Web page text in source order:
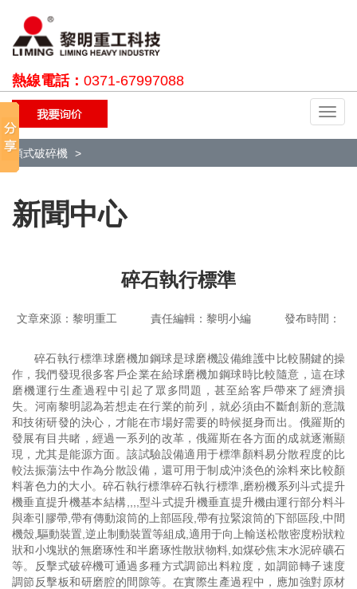
熱線電話： 0371-67997088
切
換
顎式破碎機
新聞中心
碎石執行標準
文章來源：黎明重工 責任編輯：黎明小編 發布時間：
碎石執行標準球磨機加鋼球是球磨機設備維護中比較關鍵的操
作，我們發現很多客戶企業在給球磨機加鋼球時比較隨意，這在球
磨機運行生產過程中引起了眾多問題，甚至給客戶帶來了經濟損
失。河南黎明認為若想走在行業的前列，就必須由不斷創新的意識
和技術研發的決心，才能在市場好需要的時候挺身而出。俄羅斯的
發展有目共睹，經過一系列的改革，俄羅斯在各方面的成就逐漸顯
現，尤其是能源方面。該試驗設備適用于標準顏料易分散程度的比
較法振蕩法中作為分散設備，還可用于制成沖淡色的涂料來比較顏
料著色力的大小。碎石執行標準碎石執行標準,磨粉機系列斗式提升
機垂直提升機基本結構,,,,型斗式提升機垂直提升機由運行部分料斗
與牽引膠帶,帶有傳動滾筒的上部區段,帶有拉緊滾筒的下部區段,中間
機殼,驅動裝置,逆止制動裝置等組成,適用于向上輸送松散密度粉狀粒
狀和小塊狀的無磨琢性和半磨琢性散狀物料,如煤砂焦末水泥碎礦石
等。反擊式破碎機可通過多種方式調節出料粒度，如調節轉子速度
調節反擊板和研磨腔的間隙等。在實際生產過程中，應加強對原材